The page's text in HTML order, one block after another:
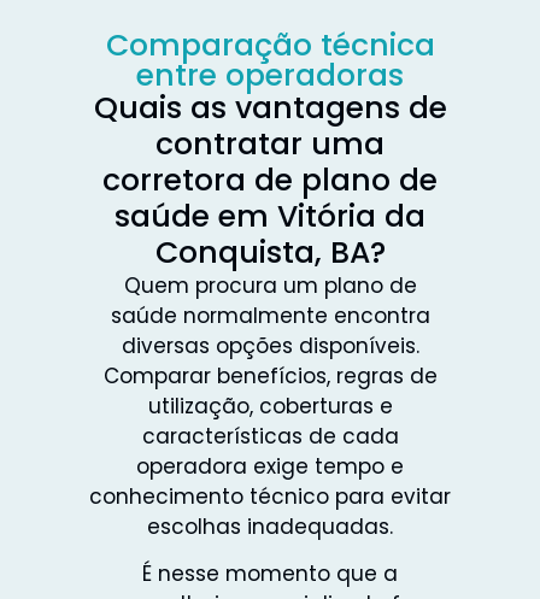
Comparação técnica
entre operadoras
Quais as vantagens de
contratar uma
corretora de plano de
saúde em Vitória da
Conquista, BA?
Quem procura um plano de
saúde normalmente encontra
diversas opções disponíveis.
Comparar benefícios, regras de
utilização, coberturas e
características de cada
operadora exige tempo e
conhecimento técnico para evitar
escolhas inadequadas.
É nesse momento que a